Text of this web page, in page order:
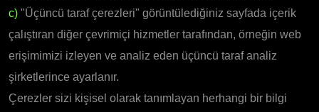
c) "Üçüncü taraf çerezleri" görüntülediğiniz sayfada içerik
çalıştıran diğer çevrimiçi hizmetler tarafından, örneğin web
erişimimizi izleyen ve analiz eden üçüncü taraf analiz
şirketlerince ayarlanır.
Çerezler sizi kişisel olarak tanımlayan herhangi bir bilgi